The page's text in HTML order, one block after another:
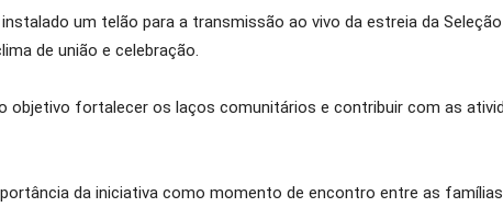
um telão para a transmissão ao vivo da estreia da
de união e celebração.
fortalecer os laços comunitários e contribuir com as
da iniciativa como momento de encontro entre as